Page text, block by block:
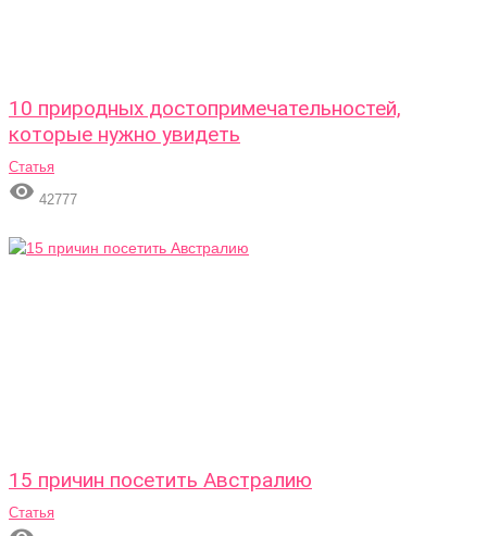
10 природных достопримечательностей,
которые нужно увидеть
Статья
 42777
15 причин посетить Австралию
Статья